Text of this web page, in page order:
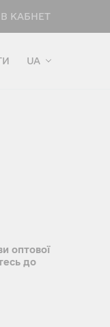
В КАБНЕТ
UA
оптової
до